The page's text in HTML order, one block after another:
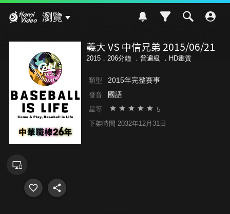
瀏覽
義大 VS 中信兄弟 2015/06/21
2015．206分鐘 ． 普遍級 ．HD畫質
類型 2015年完整賽事
發音 國語
星等 5
下架時間 2032年12月31日